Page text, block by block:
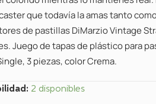
44.S/40.
que todavía la amas tanto
de pastillas DiMarzio Vintage
Juego de tapas de plástico para
3 piezas, color Crema.
2 disponibles